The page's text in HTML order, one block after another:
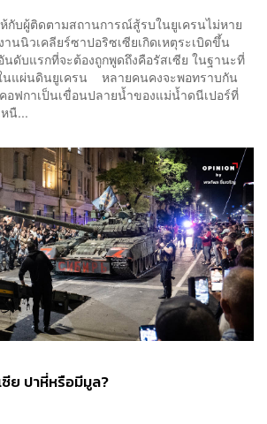
กับผู้ติดตามสถานการณ์สู้รบในยูเครนไม่หาย
นนิวเคลียร์ซาปอริซเซียเกิดเหตุระเบิดขึ้น
ดับแรกที่จะต้องถูกพูดถึงคือรัสเซีย ในฐานะที่
ในแผ่นดินยูเครน หลายคนคงจะพอทราบกัน
อฟกาเป็นเขื่อนปลายน้ำของแม่น้ำดนีเปอร์ที่
นื...
ซีย ปาหี่หรือมีมูล?